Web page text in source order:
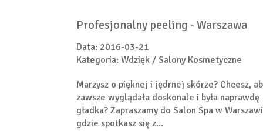
Profesjonalny peeling - Warszawa
Data: 2016-03-21
Kategoria: Wdzięk / Salony Kosmetyczne
Marzysz o pięknej i jędrnej skórze? Chcesz,
zawsze wyglądała doskonale i była naprawdę
gładka? Zapraszamy do Salon Spa w
gdzie spotkasz się z...